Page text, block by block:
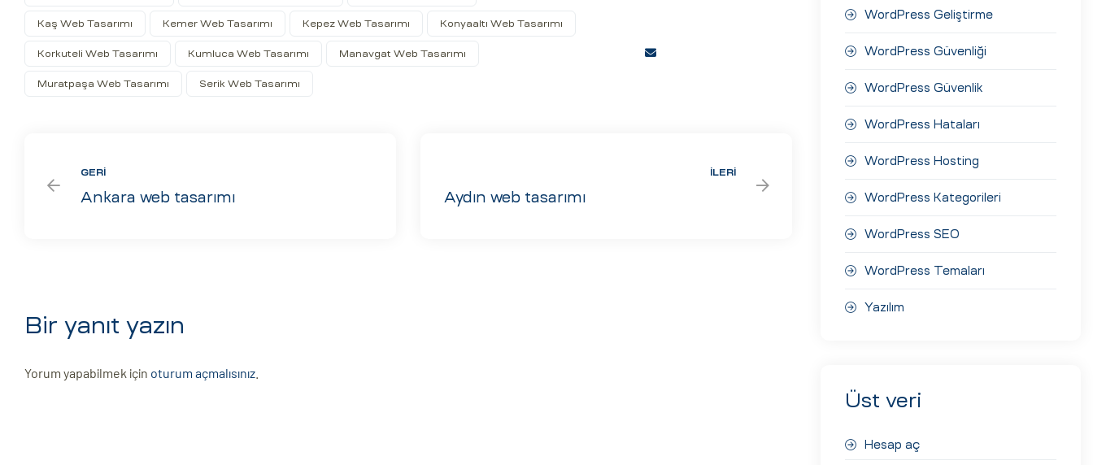
Kaş Web Tasarımı Kemer Web Tasarımı Kepez Web Tasarımı Konyaaltı Web Tasarımı
Korkuteli Web Tasarımı Kumluca Web Tasarımı Manavgat Web Tasarımı
Muratpaşa Web Tasarımı Serik Web Tasarımı
GERI
Ankara web tasarımı
İLERI
Aydın web tasarımı
Bir yanıt yazın
Yorum yapabilmek için oturum açmalısınız
WordPress Geliştirme
WordPress Güvenliği
WordPress Güvenlik
WordPress Hataları
WordPress Hosting
WordPress Kategorileri
WordPress SEO
WordPress Temaları
Yazılım
Üst veri
Hesap aç